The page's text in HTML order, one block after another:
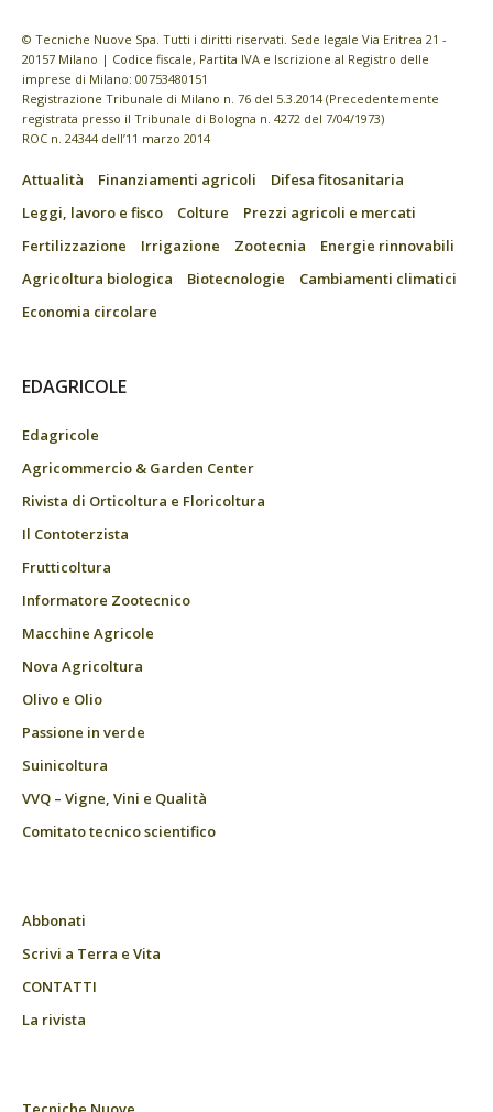
© Tecniche Nuove Spa. Tutti i diritti riservati. Sede legale Via Eritrea 21 -
20157 Milano | Codice fiscale, Partita IVA e Iscrizione al Registro delle
imprese di Milano: 00753480151
Registrazione Tribunale di Milano n. 76 del 5.3.2014 (Precedentemente
registrata presso il Tribunale di Bologna n. 4272 del 7/04/1973)
ROC n. 24344 dell’11 marzo 2014
Attualità Finanziamenti agricoli
Difesa fitosanitaria
Leggi, lavoro e fisco
Colture
Prezzi agricoli e mercati
Fertilizzazione
Irrigazione Zootecnia
Energie rinnovabili
Agricoltura biologica
Biotecnologie
Cambiamenti climatici
Economia circolare
EDAGRICOLE
Edagricole
Agricommercio & Garden Center
Rivista di Orticoltura e Floricoltura
Il Contoterzista
Frutticoltura
Informatore Zootecnico
Macchine Agricole
Nova Agricoltura
Olivo e Olio
Passione in verde
Suinicoltura
VVQ – Vigne, Vini e Qualità
Comitato tecnico scientifico
Abbonati
Scrivi a Terra e Vita
CONTATTI
La rivista